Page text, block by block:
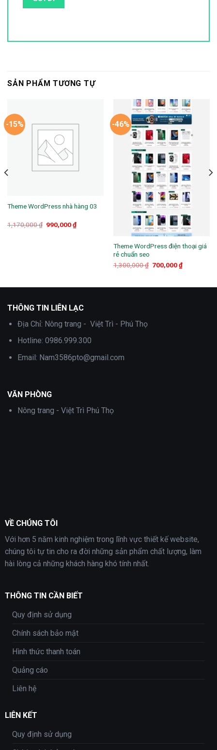
SẢN PHẨM TƯƠNG TỰ
-15%
Theme WordPress nhà hàng 03
1,170,000₫ Giá
990,000₫Giá
hiện
-46%
Theme WordPress điện thoại giá
rẻ chuẩn seo
1,300,000₫ Giá
700,000₫Giá
hiện
700,000 ₫.
THÔNG TIN LIÊN LẠC
Địa Chỉ: Nông trang - Việt Trì - Phú Thọ
Hotline: 0986.999.300
Email: Nam3586pto@gmail.com
VĂN PHÒNG
Nông trang - Việt Trì Phú Thọ
VỀ CHÚNG TÔI
Với hơn 5 năm kinh nghiệm trong lĩnh vực thiết kế website,
chúng tôi tự tin cho ra đời những sản phẩm chất lượng, làm
hài lòng cả những khách hàng khó tính nhất.
THÔNG TIN CẦN BIẾT
Quy định sử dụng
Chính sách bảo mật
Hình thức thanh toán
Quảng cáo
Liên hệ
LIÊN KẾT
Quy định sử dụng